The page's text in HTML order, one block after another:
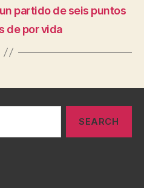
partido de seis puntos
de por vida